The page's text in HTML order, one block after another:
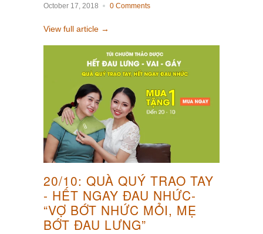
October 17, 2018 0 Comments
View full article →
20/10: QUÀ QUÝ TRAO TAY
- HẾT NGAY ĐAU NHỨC-
“VỢ BỚT NHỨC MỎI, MẸ
BỚT ĐAU LƯNG”